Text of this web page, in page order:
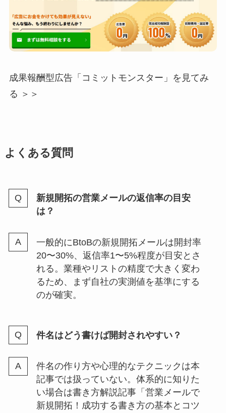
成果報酬型広告「コミットモンスター」を見てみ
る ＞＞
よくある質問
新規開拓の営業メールの返信率の目安
は？
一般的にBtoBの新規開拓メールは開封率
20〜30%、返信率1〜5%程度が目安とさ
れる。業種やリストの精度で大きく変わ
るため、まず自社の実測値を基準にする
のが確実。
件名はどう書けば開封されやすい？
件名の作り方や心理的なテクニックは本
記事では扱っていない。体系的に知りた
い場合は書き方解説記事「営業メールで
新規開拓！成功する書き方の基本とコツ